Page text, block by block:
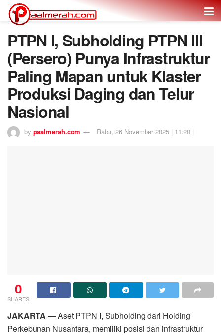
PTPN I, Subholding PTPN III
(Persero) Punya Infrastruktur
Paling Mapan untuk Klaster
Produksi Daging dan Telur
Nasional
by paalmerah.com Rabu, 26 November 2025 | 11:20 |
0
SHARES
JAKARTA — Aset PTPN I, Subholding dari Holding
Perkebunan Nusantara, memiliki posisi dan infrastruktur